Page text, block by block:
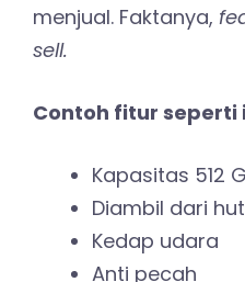
menjual. Faktanya,
sell.
Contoh fitur seperti
Kapasitas 512
Diambil dari
Kedap udara
Anti pecah